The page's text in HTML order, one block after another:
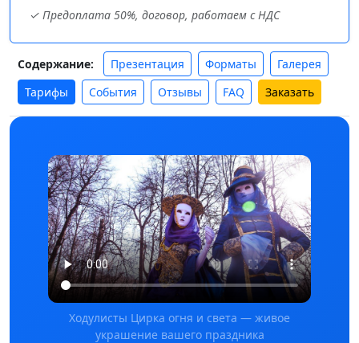
✓ Предоплата 50%, договор, работаем с НДС
Содержание: Презентация Форматы
Галерея
Тарифы
События Отзывы FAQ Заказать
Ходулисты Цирка огня и света — живое
украшение вашего праздника